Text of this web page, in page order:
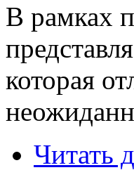
В рамках
которая
Читать